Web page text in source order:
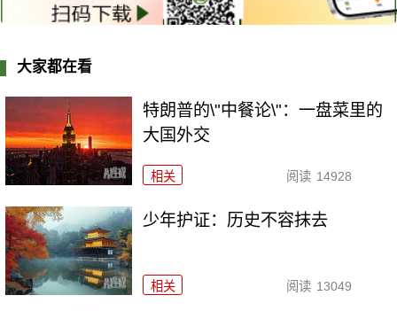
大家都在看
特朗普的\"中餐论\"：一盘菜里的
大国外交
相关 阅读 14928
少年护证：历史不容抹去
相关 阅读 13049